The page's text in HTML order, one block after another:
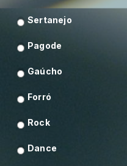
Sertanejo
Pagode
Gaúcho
Forró
Rock
Dance